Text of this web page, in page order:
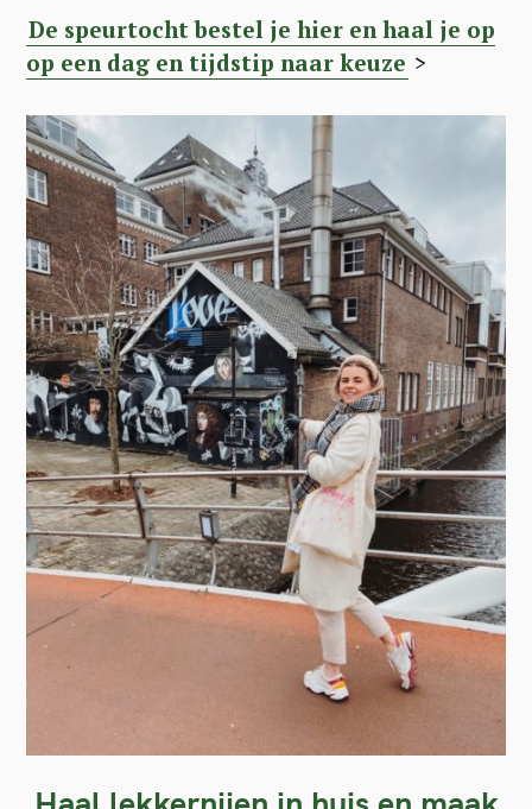
De speurtocht bestel je hier en haal je op
op een dag en tijdstip naar keuze >